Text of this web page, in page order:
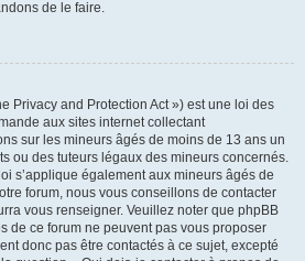
de le faire.
Privacy and Protection Act ») est une loi des
aux sites internet collectant
sur les mineurs âgés de moins de 13 ans un
ou des tuteurs légaux des mineurs concernés.
s’applique également aux mineurs âgés de
forum, nous vous conseillons de contacter
vous renseigner. Veuillez noter que phpBB
de ce forum ne peuvent pas vous proposer
donc pas être contactés à ce sujet, excepté